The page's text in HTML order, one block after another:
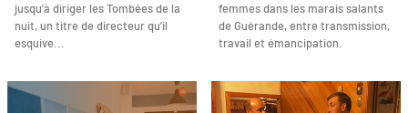
jusqu’à diriger les Tombées de la
nuit, un titre de directeur qu’il
esquive...
femmes dans les marais salants
de Guérande, entre transmission,
travail et émancipation.